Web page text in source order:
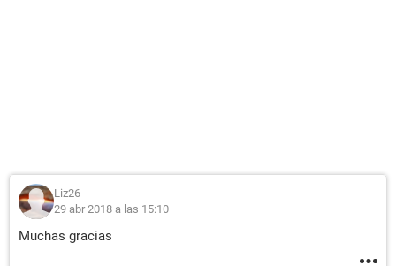
Liz26
29 abr 2018 a las 15:10
Muchas gracias